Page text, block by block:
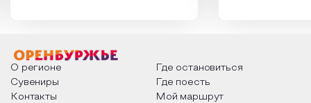
о том, как встречают новый год в
разных уголках страны, какие
обряды совершают на удачу и
благополучие, в чем схожи и
различаются традиции. Кто такой
Твардовского и
О регионе
Где остановиться
Сувениры
Где поесть
Контакты
Мой маршрут